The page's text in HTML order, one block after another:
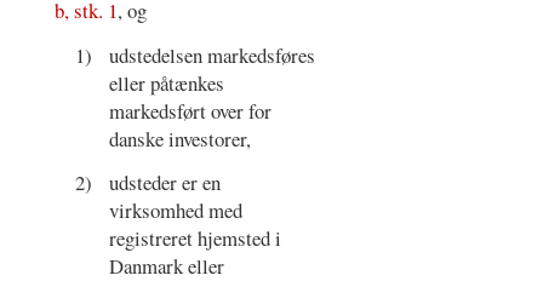
b, stk. 1, og
1)
udstedelsen markedsføres
eller påtænkes
markedsført over for
danske investorer,
2)
udsteder er en
virksomhed med
registreret hjemsted i
Danmark eller